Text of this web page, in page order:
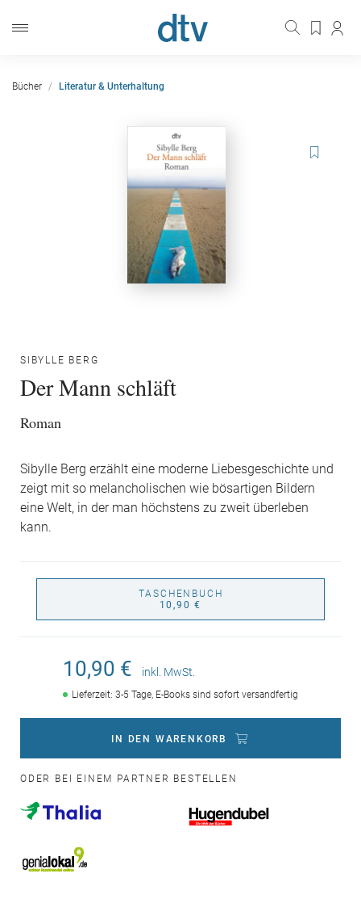
Bücher Literatur & Unterhaltung
SIBYLLE BERG
Der Mann schläft
Roman
Sibylle Berg erzählt eine moderne Liebesgeschichte und
zeigt mit so melancholischen wie bösartigen Bildern
eine Welt, in der man höchstens zu zweit überleben
kann.
TASCHENBUCH
10,90 €
10,90 € inkl. MwSt.
Lieferzeit: 3-5 Tage, E-Books sind sofort versandfertig
IN DEN WARENKORB
ODER BEI EINEM PARTNER BESTELLEN